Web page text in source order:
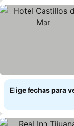
Elige fechas para